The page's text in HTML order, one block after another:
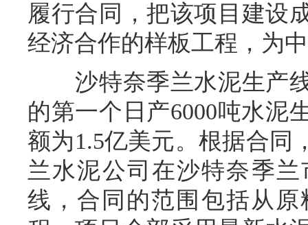
履行合同，把该项目建设
经济合作的样板工程，为
沙特奈季兰水泥生产线
的第一个日产6000吨水泥
额为1.5亿美元。根据合同
兰水泥公司在沙特奈季
线，合同的范围包括从